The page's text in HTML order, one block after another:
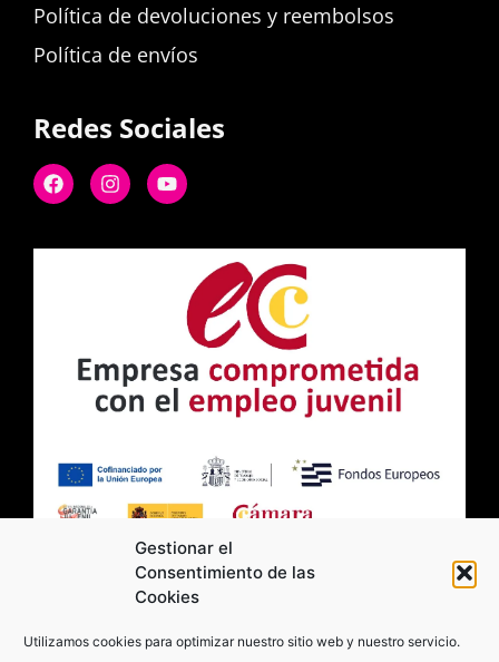
Gestionar el
Consentimiento de las
Cookies
Utilizamos cookies para optimizar nuestro sitio web y nuestro servicio.
Política de devoluciones y reembolsos
Política de envíos
Redes Sociales
2026 Moviltick technologies. Todos los